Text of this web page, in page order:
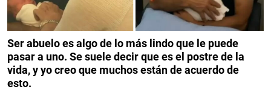
Ser abuelo es algo de lo más lindo que le puede
pasar a uno. Se suele decir que es el postre de la
vida, y yo creo que muchos están de acuerdo de
esto.